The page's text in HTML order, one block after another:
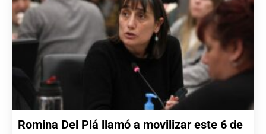
Romina Del Plá llamó a movilizar este 6 de